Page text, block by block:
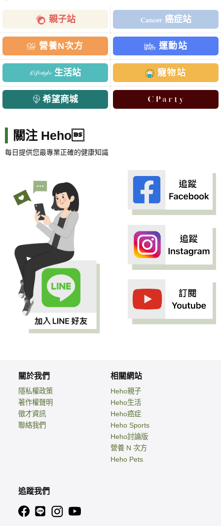
親子站 癌症站
營養N次方 運動站
生活站 寵物站
希望商城
關注 Heho
每日提供您最專業正確的健康知識
關於我們
隱私權政策
著作權聲明
徵才資訊
聯絡我們
相關網站
Heho親子
Heho生活
Heho癌症
Heho Sports
Heho討論版
營養 N 次方
Heho Pets
追蹤我們